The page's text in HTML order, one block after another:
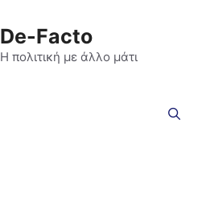
De-Facto
Η πολιτική με άλλο μάτι